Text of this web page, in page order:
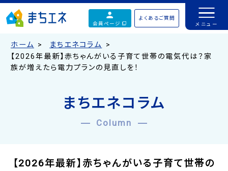
会員ページ
よくあるご質問
ホーム
まちエネコラム
【2026年最新】赤ちゃんがいる子育て世帯の電気代は？家
族が増えたら電力プランの見直しを！
まちエネコラム
Column
【2026年最新】赤ちゃんがいる子育て世帯の